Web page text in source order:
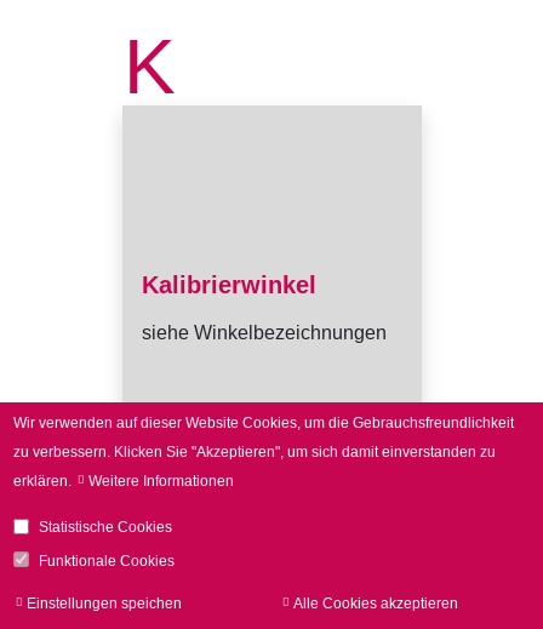
K
Kalibrierwinkel
siehe Winkelbezeichnungen
Wir verwenden auf dieser Website Cookies, um die Gebrauchsfreundlichkeit
zu verbessern. Klicken Sie "Akzeptieren", um sich damit einverstanden zu
erklären.
Weitere Informationen
Statistische Cookies
Funktionale Cookies
Einstellungen speichen Alle Cookies akzeptieren